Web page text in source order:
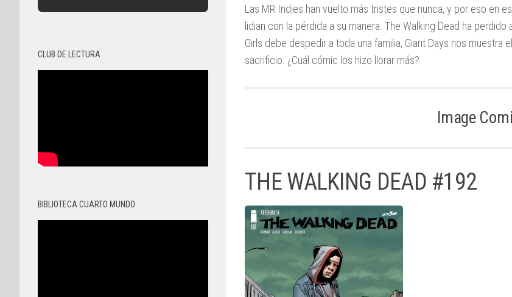
Las MR Indies han vuelto más tristes que nunca, y por eso en
lidian con la pérdida a su manera. The Walking Dead ha
Girls debe despedir a toda una familia, Giant Days nos muestra
sacrificio. ¿Cuál cómic los hizo llorar más?
Image
THE WALKING DEAD #192
CLUB DE LECTURA
BIBLIOTECA CUARTO MUNDO